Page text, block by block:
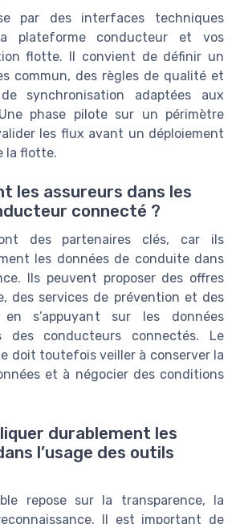
par des interfaces techniques
plateforme conducteur et vos
flotte. Il convient de définir un
commun, des règles de qualité et
synchronisation adaptées aux
phase pilote sur un périmètre
les flux avant un déploiement
la flotte.
les assureurs dans les
connecté ?
des partenaires clés, car ils
les données de conduite dans
Ils peuvent proposer des offres
des services de prévention et des
en s’appuyant sur les données
des conducteurs connectés. Le
doit toutefois veiller à conserver la
et à négocier des conditions
durablement les
l’usage des outils
repose sur la transparence, la
Il est important de